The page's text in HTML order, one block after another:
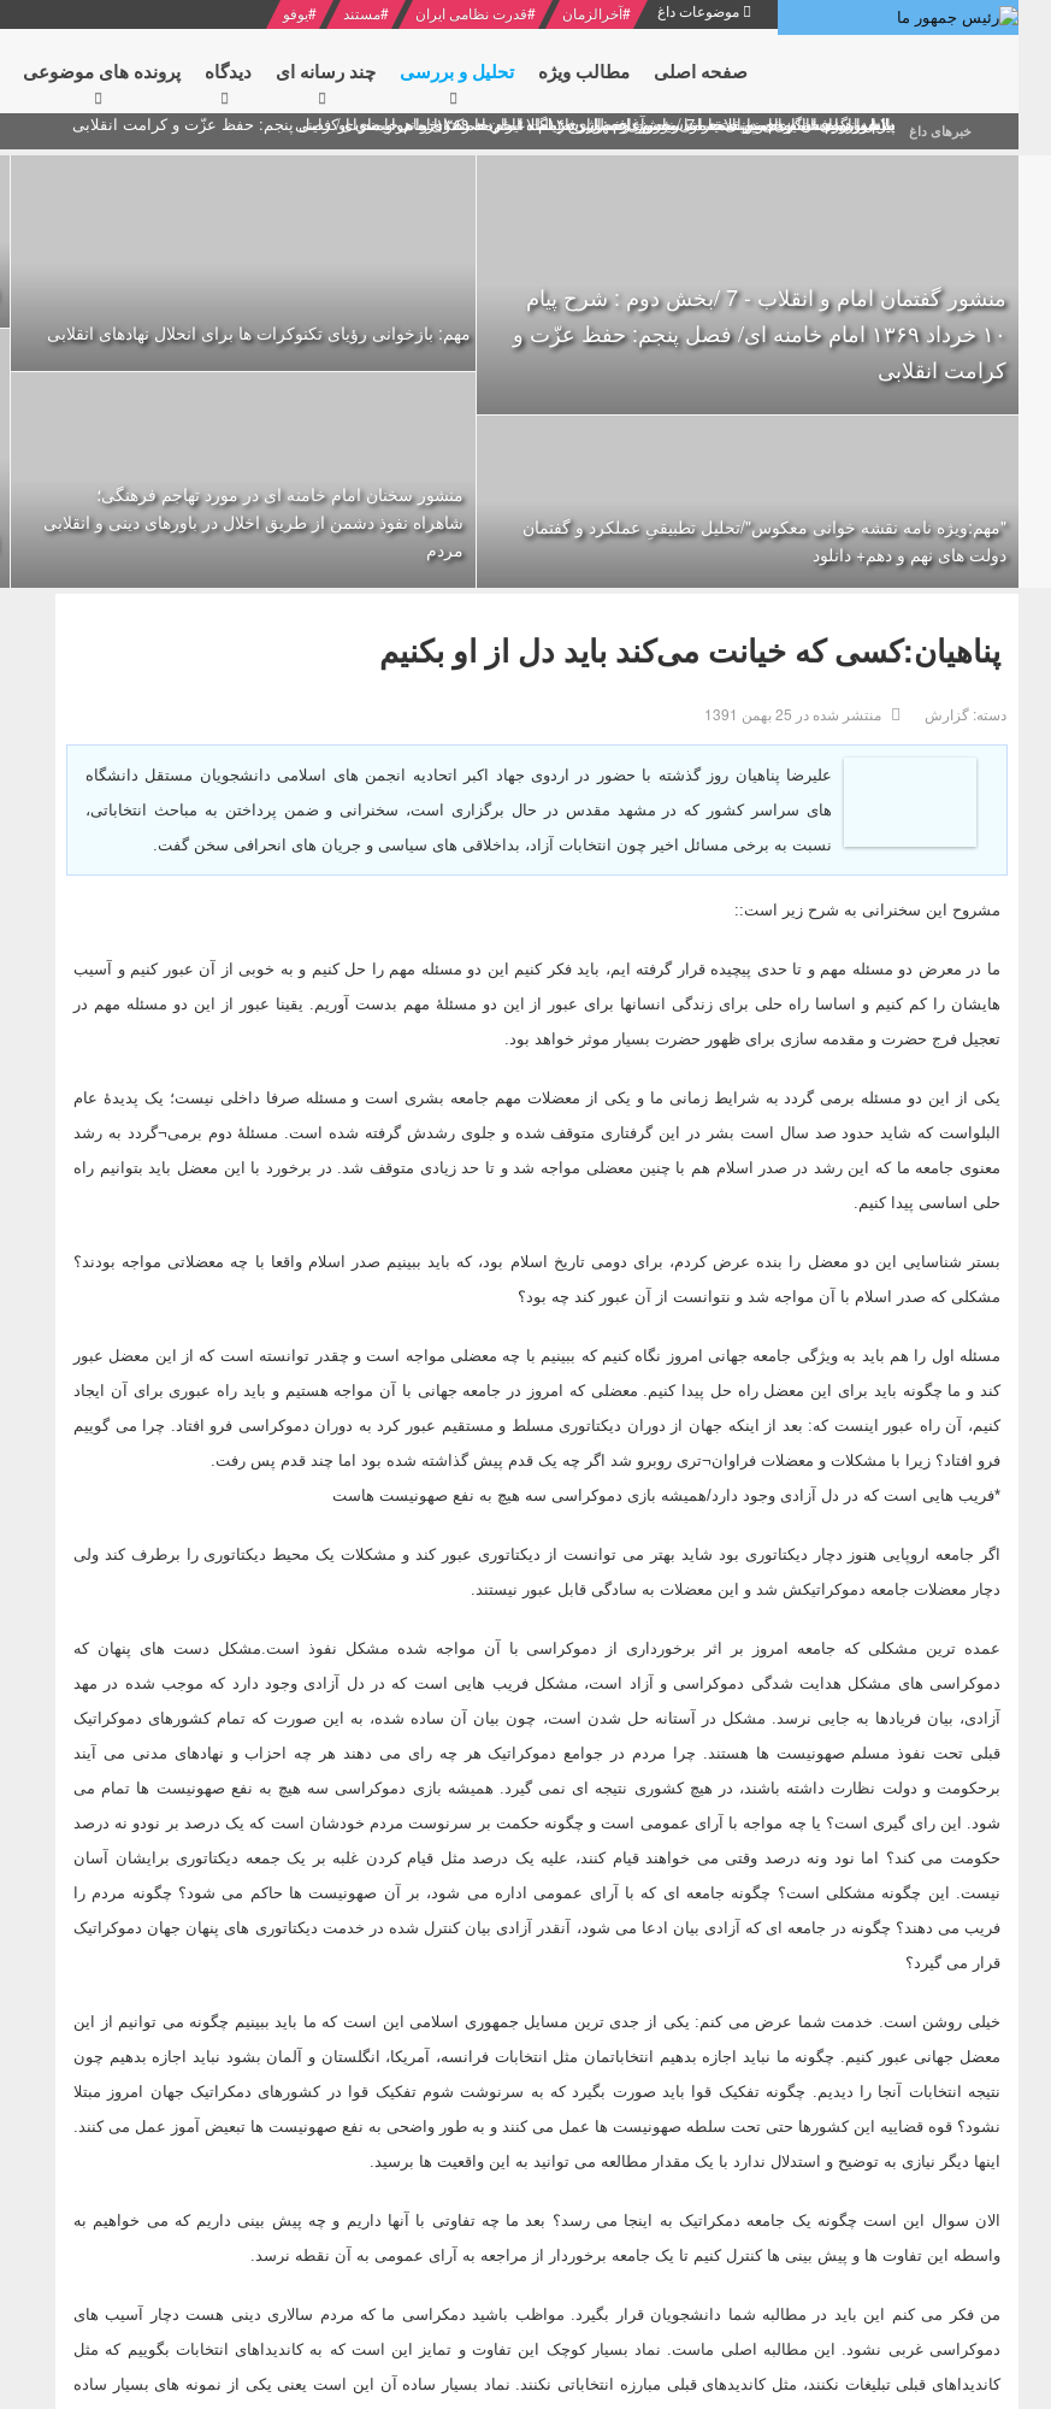
موضوعات داغ #آخرالزمان #قدرت نظامی ایران #مستند #یوفو
صفحه اصلی مطالب ویژه تحلیل و بررسی چند رسانه ای دیدگاه‌ پرونده های موضوعی
خبرهای داغ منشور گفتمان امام و انقلاب - 7 /بخش دوم : شرح پیام ۱۰ خرداد ۱۳۶۹ امام خامنه ای/ فصل پنجم: حفظ عزّت و کرامت انقلابی
بازخوانی افشاگری سپهبد محمود منصور افسر ارشد اطلاعات مصر درباره هواپیمای اوکراینی
دلایل اهمیت سیزدهمین انتخابات ریاست جمهوری از نگاه امام خامنه ای
بیانات امام خامنه ای در سخنرانی نوروزی خطاب به ملت ایران + نکته خوانی و صوت
پیام نوروزی امام خامنه ای به مناسبت آغاز سال ۱۴۰۰
منشور گفتمان امام و انقلاب - 7 /بخش دوم : شرح پیام
۱۰ خرداد ۱۳۶۹ امام خامنه ای/ فصل پنجم: حفظ عزّت و
کرامت انقلابی
"مهم:ویژه نامه نقشه خوانی معکوس"/تحلیل تطبیقیِ عملکرد و گفتمان
دولت های نهم و دهم+ دانلود
مهم: بازخوانی رؤیای تکنوکرات ها برای انحلال نهادهای انقلابی
منشور سخنان امام خامنه ای در مورد تهاجم فرهنگی؛
شاهراه نفوذ دشمن از طریق اخلال در باورهای دینی و انقلابی
مردم
پناهيان:کسی که خیانت می‌کند باید دل از او بکنیم
دسته: گزارش منتشر شده در 25 بهمن 1391
علیرضا پناهیان روز گذشته با حضور در اردوی جهاد اکبر اتحادیه انجمن های اسلامی دانشجویان مستقل دانشگاه
های سراسر کشور که در مشهد مقدس در حال برگزاری است، سخنرانی و ضمن پرداختن به مباحث انتخاباتی،
نسبت به برخی مسائل اخیر چون انتخابات آزاد، بداخلاقی های سیاسی و جریان های انحرافی سخن گفت.
مشروح این سخنرانی به شرح زیر است::
ما در معرض دو مسئله مهم و تا حدی پیچیده قرار گرفته ایم، باید فکر کنیم این دو مسئله مهم را حل کنیم و به خوبی از آن عبور کنیم و آسیب
هایشان را کم کنیم و اساسا راه حلی برای زندگی انسانها برای عبور از این دو مسئلۀ مهم بدست آوریم. یقینا عبور از این دو مسئله مهم در
تعجیل فرج حضرت و مقدمه سازی برای ظهور حضرت بسیار موثر خواهد بود.
یکی از این دو مسئله برمی گردد به شرایط زمانی ما و یکی از معضلات مهم جامعه بشری است و مسئله صرفا داخلی نیست؛ یک پدیدۀ عام
البلواست که شاید حدود صد سال است بشر در این گرفتاری متوقف شده و جلوی رشدش گرفته شده است. مسئلۀ دوم برمی¬گردد به رشد
معنوی جامعه ما که این رشد در صدر اسلام هم با چنین معضلی مواجه شد و تا حد زیادی متوقف شد. در برخورد با این معضل باید بتوانیم راه
حلی اساسی پیدا کنیم.
بستر شناسایی این دو معضل را بنده عرض کردم، برای دومی تاریخ اسلام بود، که باید ببینیم صدر اسلام واقعا با چه معضلاتی مواجه بودند؟
مشکلی که صدر اسلام با آن مواجه شد و نتوانست از آن عبور کند چه بود؟
مسئله اول را هم باید به ویژگی جامعه جهانی امروز نگاه کنیم که ببینیم با چه معضلی مواجه است و چقدر توانسته است که از این معضل عبور
کند و ما چگونه باید برای این معضل راه حل پیدا کنیم. معضلی که امروز در جامعه جهانی با آن مواجه هستیم و باید راه عبوری برای آن ایجاد
کنیم، آن راه عبور اینست که: بعد از اینکه جهان از دوران دیکتاتوری مسلط و مستقیم عبور کرد به دوران دموکراسی فرو افتاد. چرا می گوییم
فرو افتاد؟ زیرا با مشکلات و معضلات فراوان¬تری روبرو شد اگر چه یک قدم پیش گذاشته شده بود اما چند قدم پس رفت.
*فریب هایی است که در دل آزادی وجود دارد/همیشه بازی دموکراسی سه هیچ به نفع صهونیست هاست
اگر جامعه اروپایی هنوز دچار دیکتاتوری بود شاید بهتر می توانست از دیکتاتوری عبور کند و مشکلات یک محیط دیکتاتوری را برطرف کند ولی
دچار معضلات جامعه دموکراتیکش شد و این معضلات به سادگی قابل عبور نیستند.
عمده ترین مشکلی که جامعه امروز بر اثر برخورداری از دموکراسی با آن مواجه شده مشکل نفوذ است.مشکل دست های پنهان که
دموکراسی های مشکل هدایت شدگی دموکراسی و آزاد است، مشکل فریب هایی است که در دل آزادی وجود دارد که موجب شده در مهد
آزادی، بیان فریادها به جایی نرسد. مشکل در آستانه حل شدن است، چون بیان آن ساده شده، به این صورت که تمام کشورهای دموکراتیک
قبلی تحت نفوذ مسلم صهونیست ها هستند. چرا مردم در جوامع دموکراتیک هر چه رای می دهند هر چه احزاب و نهادهای مدنی می آیند
برحکومت و دولت نظارت داشته باشند، در هیچ کشوری نتیجه ای نمی گیرد. همیشه بازی دموکراسی سه هیچ به نفع صهونیست ها تمام می
شود. این رای گیری است؟ یا چه مواجه با آرای عمومی است و چگونه حکمت بر سرنوست مردم خودشان است که یک درصد بر نودو نه درصد
حکومت می کند؟ اما نود ونه درصد وقتی می خواهند قیام کنند، علیه یک درصد مثل قیام کردن غلبه بر یک جمعه دیکتاتوری برایشان آسان
نیست. این چگونه مشکلی است؟ چگونه جامعه ای که با آرای عمومی اداره می شود، بر آن صهونیست ها حاکم می شود؟ چگونه مردم را
فریب می دهند؟ چگونه در جامعه ای که آزادی بیان ادعا می شود، آنقدر آزادی بیان کنترل شده در خدمت دیکتاتوری های پنهان جهان دموکراتیک
قرار می گیرد؟
خیلی روشن است. خدمت شما عرض می کنم: یکی از جدی ترین مسایل جمهوری اسلامی این است که ما باید ببینیم چگونه می توانیم از این
معضل جهانی عبور کنیم. چگونه ما نباید اجازه بدهیم انتخاباتمان مثل انتخابات فرانسه، آمریکا، انگلستان و آلمان بشود نباید اجازه بدهیم چون
نتیجه انتخابات آنجا را دیدیم. چگونه تفکیک قوا باید صورت بگیرد که به سرنوشت شوم تفکیک قوا در کشورهای دمکراتیک جهان امروز مبتلا
نشود؟ قوه قضاییه این کشورها حتی تحت سلطه صهونیست ها عمل می کنند و به طور واضحی به نفع صهونیست ها تبعیض آموز عمل می کنند.
اینها دیگر نیازی به توضیح و استدلال ندارد با یک مقدار مطالعه می توانید به این واقعیت ها برسید.
الان سوال این است چگونه یک جامعه دمکراتیک به اینجا می رسد؟ بعد ما چه تفاوتی با آنها داریم و چه پیش بینی داریم که می خواهیم به
واسطه این تفاوت ها و پیش بینی ها کنترل کنیم تا یک جامعه برخوردار از مراجعه به آرای عمومی به آن نقطه نرسد.
من فکر می کنم این باید در مطالبه شما دانشجویان قرار بگیرد. مواظب باشید دمکراسی ما که مردم سالاری دینی هست دچار آسیب های
دموکراسی غربی نشود. این مطالبه اصلی ماست. نماد بسیار کوچک این تفاوت و تمایز این است که به کاندیداهای انتخابات بگوییم که مثل
کاندیداهای قبلی تبلیغات نکنند، مثل کاندیدهای قبلی مبارزه انتخاباتی نکنند. نماد بسیار ساده آن این است یعنی یکی از نمونه های بسیار ساده